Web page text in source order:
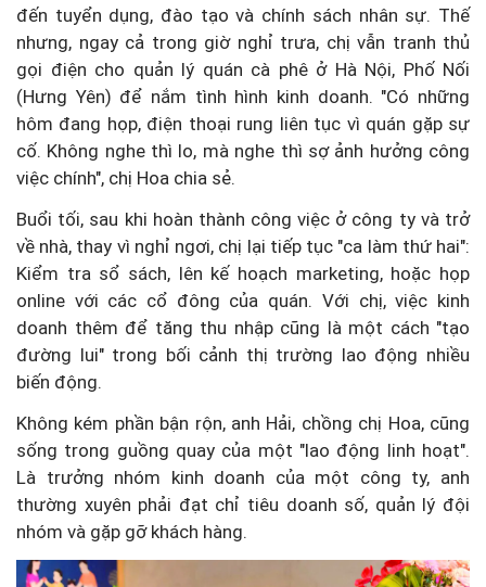
đến tuyển dụng, đào tạo và chính sách nhân sự. Thế
nhưng, ngay cả trong giờ nghỉ trưa, chị vẫn tranh thủ
gọi điện cho quản lý quán cà phê ở Hà Nội, Phố Nối
(Hưng Yên) để nắm tình hình kinh doanh. "Có những
hôm đang họp, điện thoại rung liên tục vì quán gặp sự
cố. Không nghe thì lo, mà nghe thì sợ ảnh hưởng công
việc chính", chị Hoa chia sẻ.
Buổi tối, sau khi hoàn thành công việc ở công ty và trở
về nhà, thay vì nghỉ ngơi, chị lại tiếp tục "ca làm thứ hai":
Kiểm tra sổ sách, lên kế hoạch marketing, hoặc họp
online với các cổ đông của quán. Với chị, việc kinh
doanh thêm để tăng thu nhập cũng là một cách "tạo
đường lui" trong bối cảnh thị trường lao động nhiều
biến động.
Không kém phần bận rộn, anh Hải, chồng chị Hoa, cũng
sống trong guồng quay của một "lao động linh hoạt".
Là trưởng nhóm kinh doanh của một công ty, anh
thường xuyên phải đạt chỉ tiêu doanh số, quản lý đội
nhóm và gặp gỡ khách hàng.